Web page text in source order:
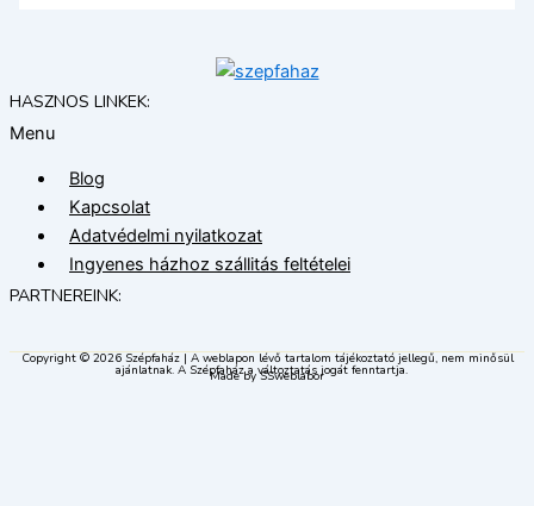
HASZNOS LINKEK:
Menu
Blog
Kapcsolat
Adatvédelmi nyilatkozat
Ingyenes házhoz szállitás feltételei
PARTNEREINK:
Copyright © 2026 Szépfaház | A weblapon lévő tartalom tájékoztató jellegű, nem minősül
ajánlatnak. A Szépfaház a változtatás jogát fenntartja.
Made by SSweblabor